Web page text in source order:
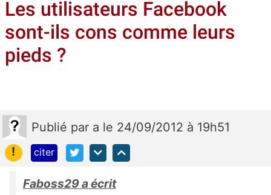
Les utilisateurs Facebook
sont-ils cons comme leurs
pieds ?
Publié par a le 24/09/2012 à 19h51
!
citer
Faboss29 a écrit